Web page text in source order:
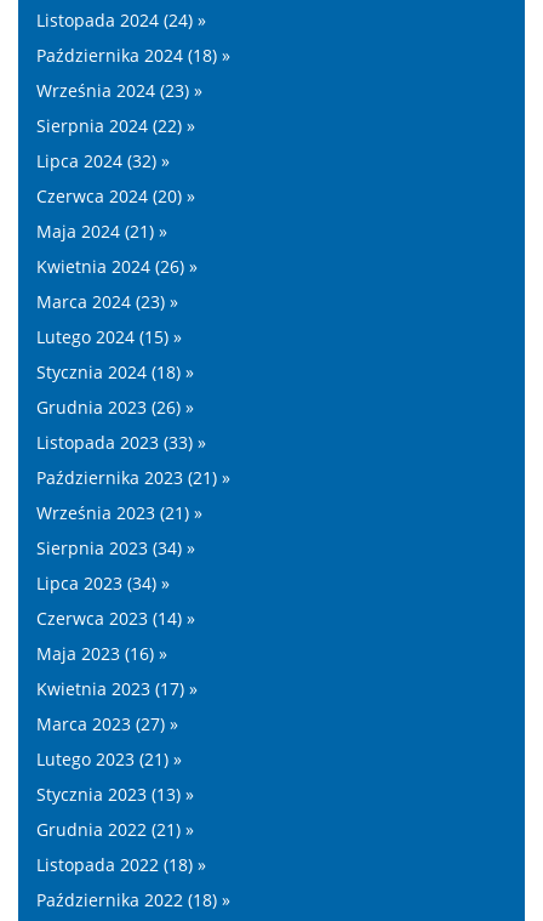
Listopada 2024 (24) »
Października 2024 (18) »
Września 2024 (23) »
Sierpnia 2024 (22) »
Lipca 2024 (32) »
Czerwca 2024 (20) »
Maja 2024 (21) »
Kwietnia 2024 (26) »
Marca 2024 (23) »
Lutego 2024 (15) »
Stycznia 2024 (18) »
Grudnia 2023 (26) »
Listopada 2023 (33) »
Października 2023 (21) »
Września 2023 (21) »
Sierpnia 2023 (34) »
Lipca 2023 (34) »
Czerwca 2023 (14) »
Maja 2023 (16) »
Kwietnia 2023 (17) »
Marca 2023 (27) »
Lutego 2023 (21) »
Stycznia 2023 (13) »
Grudnia 2022 (21) »
Listopada 2022 (18) »
Października 2022 (18) »